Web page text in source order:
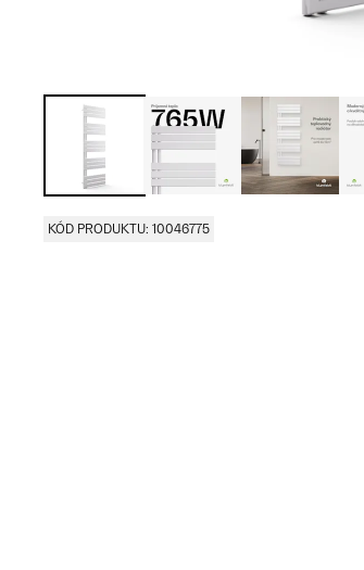
KÓD PRODUKTU: 10046775